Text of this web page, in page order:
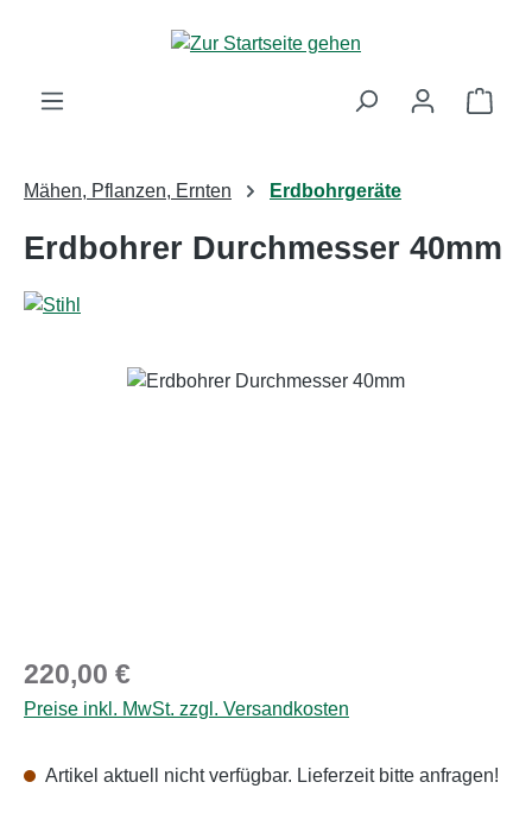
Zum Hauptinhalt springen
Mähen, Pflanzen, Ernten Erdbohrgeräte
Erdbohrer Durchmesser 40mm
Regulärer Preis:
220,00 €
Preise inkl. MwSt. zzgl. Versandkosten
Artikel aktuell nicht verfügbar. Lieferzeit bitte anfragen!